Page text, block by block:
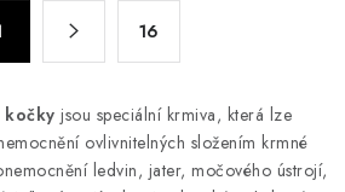
16
jsou speciální krmiva, která lze
ovlivnitelných složením krmné
ledvin, jater, močového ústrojí,